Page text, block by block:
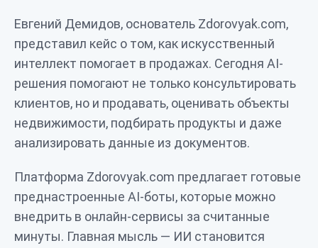
Евгений Демидов, основатель Zdorovyak.com,
представил кейс о том, как искусственный
интеллект помогает в продажах. Сегодня AI-
решения помогают не только консультировать
клиентов, но и продавать, оценивать объекты
недвижимости, подбирать продукты и даже
анализировать данные из документов.
Платформа Zdorovyak.com предлагает готовые
преднастроенные AI-боты, которые можно
внедрить в онлайн-сервисы за считанные
минуты. Главная мысль — ИИ становится